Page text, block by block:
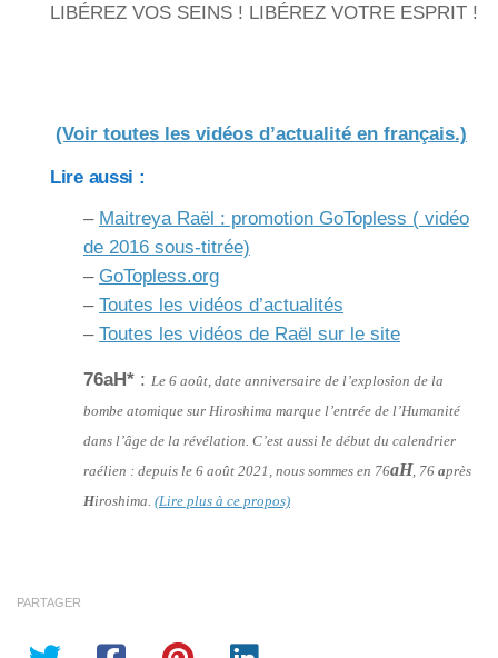
LIBÉREZ VOS SEINS ! LIBÉREZ VOTRE ESPRIT !
(Voir toutes les vidéos d’actualité en français.)
Lire aussi :
– Maitreya Raël : promotion GoTopless ( vidéo
de 2016 sous-titrée)
– GoTopless.org
– Toutes les vidéos d’actualités
– Toutes les vidéos de Raël sur le site
76aH* : Le 6 août, date anniversaire de l’explosion de la
bombe atomique sur Hiroshima marque l’entrée de l’Humanité
dans l’âge de la révélation. C’est aussi le début du calendrier
raélien : depuis le 6 août 2021, nous sommes en 76aH, 76 après
Hiroshima. (Lire plus à ce propos)
PARTAGER